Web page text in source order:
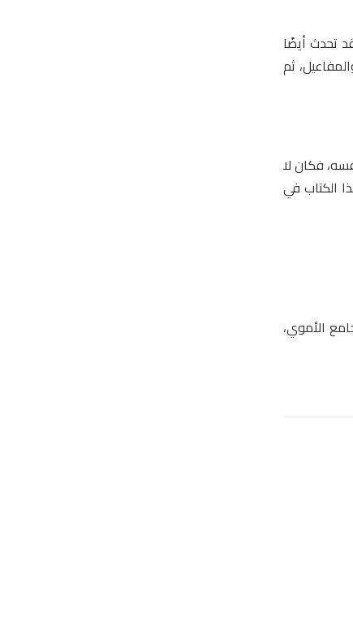
تحدث أيضًا
ثم
فكان لا
الكتاب في
صلّوا عليه بالجامع الأموي،